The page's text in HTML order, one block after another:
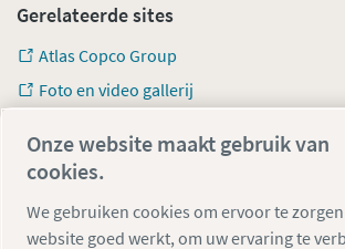
Gerelateerde sites
Atlas Copco Group
Foto en video gallerij
Onze website maakt gebruik van
cookies.
We gebruiken cookies om ervoor te
website goed werkt, om uw ervaring te